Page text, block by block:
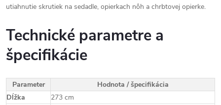
utiahnutie skrutiek na sedadle, opierkach nôh a chrbtovej opierke.
Technické parametre a
špecifikácie
Parameter
Hodnota / špecifikácia
Dĺžka
273 cm